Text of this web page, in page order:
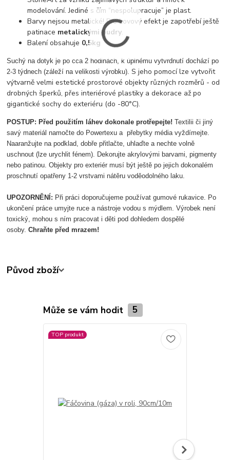
modelování. Jediné s čím “nespolupracuje” je plast.
Barvy nejsou metalické! Pro kovový efekt je zapotřebí ještě
patinace metalickými pudry.
Balení obsahuje 0,5kg
Suchý na dotyk je po cca 2 hodinách, k úplnému vytvrdnutí dochází po
2-3 týdnech (záleží na velikosti výrobku). S jeho pomocí lze vytvořit
výtvarně velmi estetické prostorové objekty různých rozměrů - od
drobných šperků, přes interiérové plastiky a dekorace až po
gigantické sochy do exteriéru (do -80°C).
POSTUP: Před použitím láhev dokonale protřepejte!Textilii či jiný
savý materiál namočte do Powertexu a přebytky média vyždímejte.
Naaranžujte na podklad, dobře přitlačte, uhlaďte a nechte volně
uschnout (lze urychlit fénem). Dekorujte akrylovými barvami, pigmenty
nebo patinou. Objekty pro exteriér musí být ještě po jejich dokonalém
proschnutí opatřeny 1-2 vrstvami nátěru voděodolného laku.
UPOZORNĚNÍ: Při práci doporučujeme používat gumové rukavice. Po
ukončení práce umyjte ruce a nástroje vodou s mýdlem. Výrobek není
toxický, mohou s ním pracovat i děti pod dohledem dospělé
osoby.Chraňte před mrazem!
Původ zboží
Může se vám hodit 5
TOP produkt